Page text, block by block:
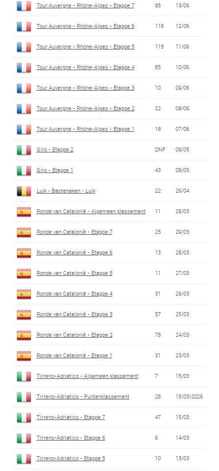
Tour Auvergne - Rhône-Alpes - Etappe 7 95 13/06
Tour Auvergne - Rhône-Alpes - Etappe 6 118 12/06
Tour Auvergne - Rhône-Alpes - Etappe 5 115 11/06
Tour Auvergne - Rhône-Alpes - Etappe 4 85 10/06
Tour Auvergne - Rhône-Alpes - Etappe 3 10 09/06
Tour Auvergne - Rhône-Alpes - Etappe 2 22 08/06
Tour Auvergne - Rhône-Alpes - Etappe 1 18 07/06
Giro - Etappe 2 DNF 09/05
Giro - Etappe 1 43 08/05
Luik - Bastenaken - Luik 22 26/04
Ronde van Catalonië - Algemeen klassement 11 29/03
Ronde van Catalonië - Etappe 7 25 29/03
Ronde van Catalonië - Etappe 6 13 28/03
Ronde van Catalonië - Etappe 5 11 27/03
Ronde van Catalonië - Etappe 4 31 26/03
Ronde van Catalonië - Etappe 3 57 25/03
Ronde van Catalonië - Etappe 2 78 24/03
Ronde van Catalonië - Etappe 1 31 23/03
Tirreno-Adriatico - Algemeen klassement 7 15/03
Tirreno-Adriatico - Puntenklassement 28 15/03/2026
Tirreno-Adriatico - Etappe 7 47 15/03
Tirreno-Adriatico - Etappe 6 6 14/03
Tirreno-Adriatico - Etappe 5 10 13/03